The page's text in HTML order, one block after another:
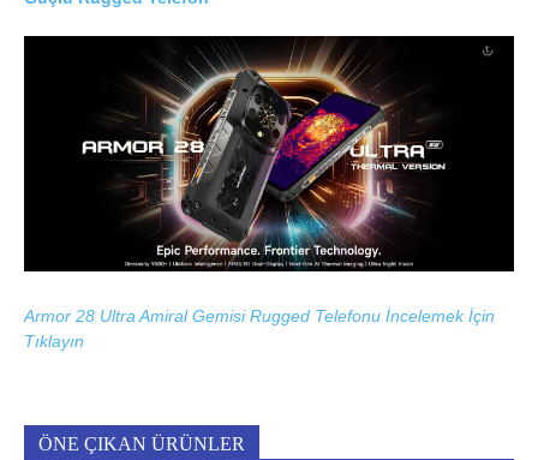
Armor 28 Ultra Amiral Gemisi Rugged Telefonu İncelemek İçin
Tıklayın
ÖNE ÇIKAN ÜRÜNLER